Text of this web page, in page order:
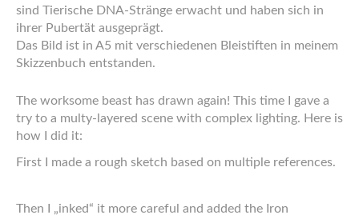
sind Tierische DNA-Stränge erwacht und haben sich in
ihrer Pubertät ausgeprägt.
Das Bild ist in A5 mit verschiedenen Bleistiften in meinem
Skizzenbuch entstanden.
The worksome beast has drawn again! This time I gave a
try to a multy-layered scene with complex lighting. Here is
how I did it:
First I made a rough sketch based on multiple references.
Then I „inked“ it more careful and added the Iron